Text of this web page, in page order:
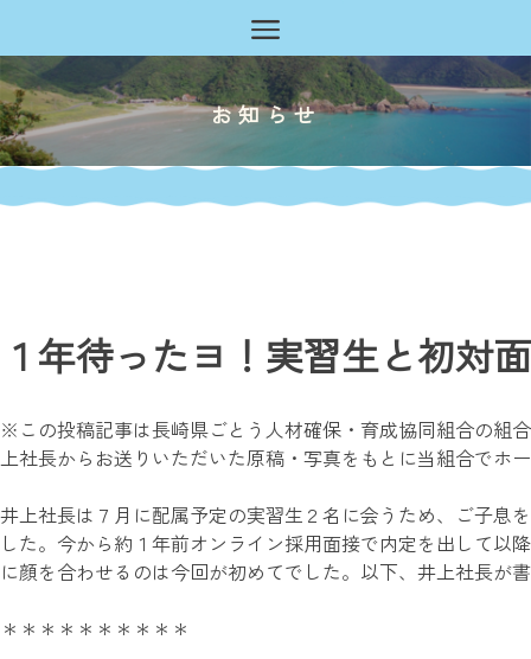
content
お知らせ
１年待ったヨ！実習生と初対
※この投稿記事は長崎県ごとう人材確保・育成協同組合の組
上社長からお送りいただいた原稿・写真をもとに当組合でホ
井上社長は７月に配属予定の実習生２名に会うため、ご子息
した。今から約１年前オンライン採用面接で内定を出して以
に顔を合わせるのは今回が初めてでした。以下、井上社長が
＊＊＊＊＊＊＊＊＊＊